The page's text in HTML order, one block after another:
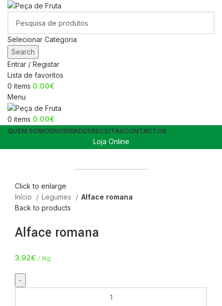
Selecionar Categoria
Search
Entrar / Registar
Lista de favoritos
0 items 0.00€
Menu
0 items 0.00€
QUEM SOMOSNOVIDADESRECEITASCONTACTOS
Loja Online
Click to enlarge
Início
Legumes
Alface romana
Back to products
Alface romana
3.92€ / 1kg